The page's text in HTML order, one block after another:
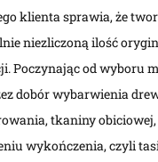
klienta sprawia, że
niezliczoną ilość
Poczynając od wyboru
dobór wybarwienia
tkaniny obiciowej,
wykończenia, czyli